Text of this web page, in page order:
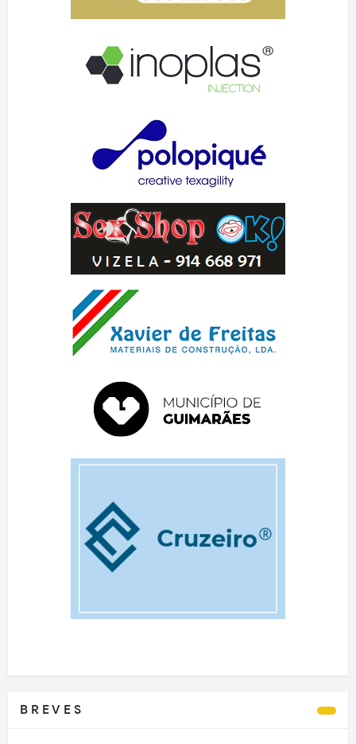
B R E V E S